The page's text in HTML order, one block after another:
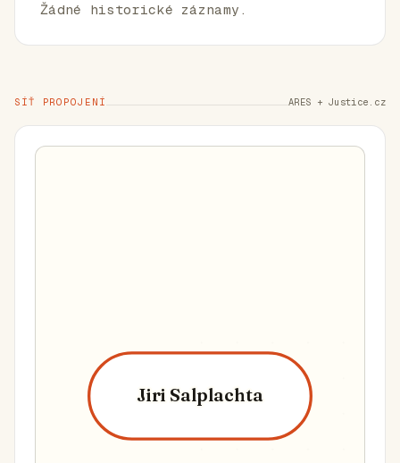
Žádné historické záznamy.
SÍŤ PROPOJENÍ ARES + Justice.cz
Jiri Salplachta